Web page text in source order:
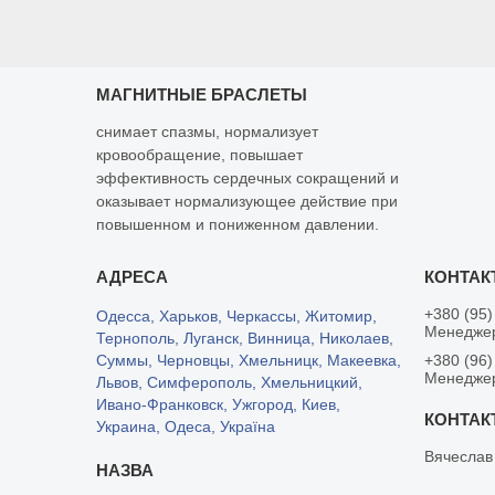
МАГНИТНЫЕ БРАСЛЕТЫ
снимает спазмы, нормализует
кровообращение, повышает
эффективность сердечных сокращений и
оказывает нормализующее действие при
повышенном и пониженном давлении.
Одесса, Харьков, Черкассы, Житомир,
Тернополь, Луганск, Винница, Николаев,
Суммы, Черновцы, Хмельницк, Макеевка,
Львов, Симферополь, Хмельницкий,
Ивано-Франковск, Ужгород, Киев,
Украина, Одеса, Україна
+380
+380